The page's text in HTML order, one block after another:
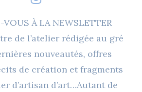
VOUS À LA NEWSLETTER
de l’atelier rédigée au gré
nouveautés, offres
de création et fragments
d’artisan d’art…Autant de